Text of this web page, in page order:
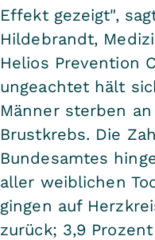
Effekt gezeigt",
Hildebrandt,
Helios Prevention
ungeachtet hält
Männer sterben
Brustkrebs. Die
Bundesamtes
aller weiblichen
gingen auf
zurück; 3,9